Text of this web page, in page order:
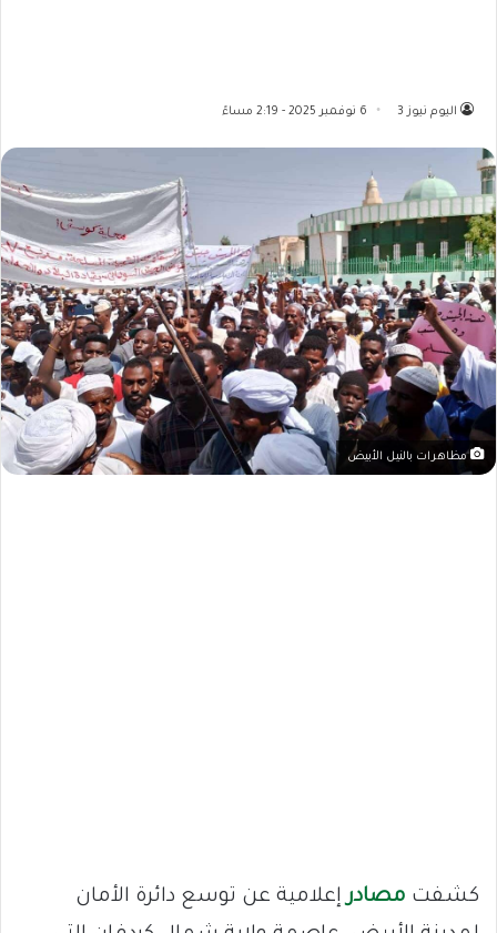
اليوم نيوز 3 6 نوفمبر 2025 - 2:19 مساءً
مظاهرات بالنيل الأبيض
كشفت مصادرإعلامية عن توسع دائرة الأمان